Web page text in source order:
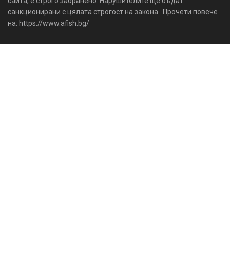
санкционирани с цялата строгост на закона. Прочети повече
на: https://www.afish.bg/